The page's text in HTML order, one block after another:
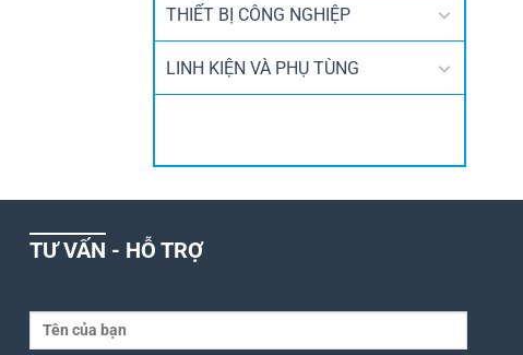
THIẾT BỊ CÔNG NGHIỆP
LINH KIỆN VÀ PHỤ TÙNG
TƯ VẤN - HỖ TRỢ